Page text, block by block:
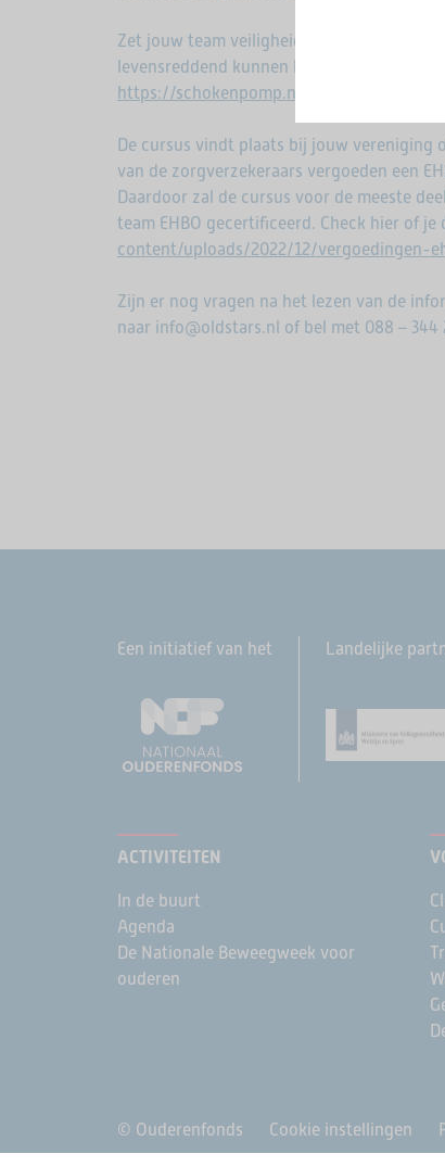
Zet jouw team veiligheid ook voorop! Wil
levensreddend kunnen handelen? Geef je
https://schokenpomp.nl/product/old-
De cursus vindt plaats bij jouw vereniging
van de zorgverzekeraars vergoeden een
Daardoor zal de cursus voor de meeste
team EHBO gecertificeerd. Check hier of je
content/uploads/2022/12/vergoedingen-
Zijn er nog vragen na het lezen van de
naar info@oldstars.nl of bel met 088 – 344
Een initiatief van het Landelijke
ACTIVITEITEN
In de buurt
Agenda
De Nationale Beweegweek voor
ouderen
© Ouderenfonds Cookie instellingen